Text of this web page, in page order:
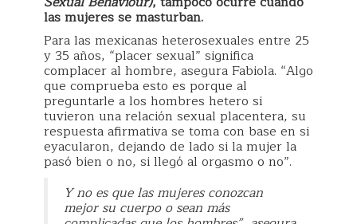
las mujeres se masturban.
Para las mexicanas heterosexuales entre 25
y 35 años, “placer sexual” significa
complacer al hombre, asegura Fabiola. “Algo
que comprueba esto es porque al
preguntarle a los hombres hetero si
tuvieron una relación sexual placentera, su
respuesta afirmativa se toma con base en si
eyacularon, dejando de lado si la mujer la
pasó bien o no, si llegó al orgasmo o no”.
Y no es que las mujeres conozcan
mejor su cuerpo o sean más